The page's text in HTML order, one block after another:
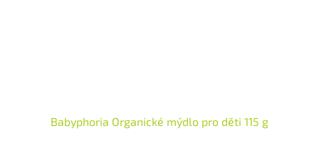
Babyphoria Organické mýdlo pro děti 115 g